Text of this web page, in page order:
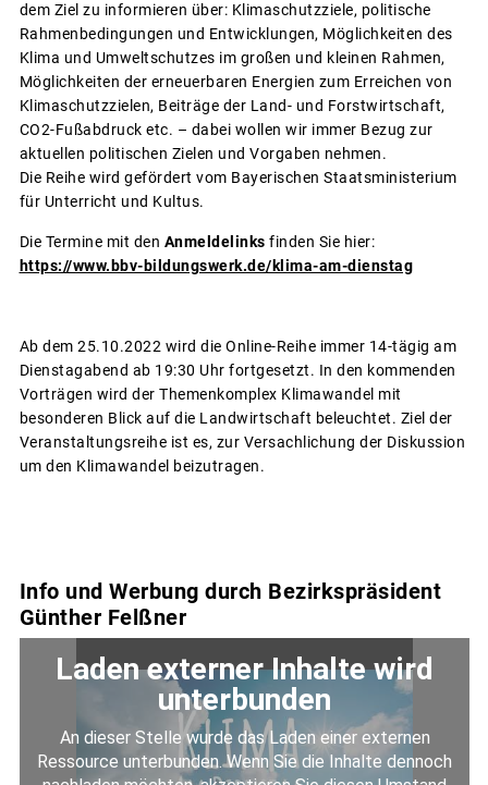
dem Ziel zu informieren über: Klimaschutzziele, politische
Rahmenbedingungen und Entwicklungen, Möglichkeiten des
Klima und Umweltschutzes im großen und kleinen Rahmen,
Möglichkeiten der erneuerbaren Energien zum Erreichen von
Klimaschutzzielen, Beiträge der Land- und Forstwirtschaft,
CO2-Fußabdruck etc. – dabei wollen wir immer Bezug zur
aktuellen politischen Zielen und Vorgaben nehmen.
Die Reihe wird gefördert vom Bayerischen Staatsministerium
für Unterricht und Kultus.
Die Termine mit den Anmeldelinks finden Sie hier:
https://www.bbv-bildungswerk.de/klima-am-dienstag
Ab dem 25.10.2022 wird die Online-Reihe immer 14-tägig am
Dienstagabend ab 19:30 Uhr fortgesetzt. In den kommenden
Vorträgen wird der Themenkomplex Klimawandel mit
besonderen Blick auf die Landwirtschaft beleuchtet. Ziel der
Veranstaltungsreihe ist es, zur Versachlichung der Diskussion
um den Klimawandel beizutragen.
Info und Werbung durch Bezirkspräsident
Günther Felßner